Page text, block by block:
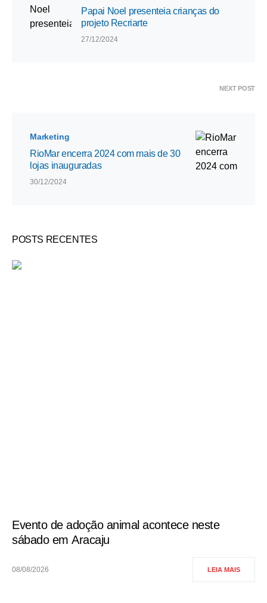
Papai Noel presenteia crianças do
projeto Recriarte
27/12/2024
NEXT POST
Marketing
RioMar encerra 2024 com mais de 30
lojas inauguradas
30/12/2024
POSTS RECENTES
Evento de adoção animal acontece neste
sábado em Aracaju
08/08/2026 LEIA MAIS